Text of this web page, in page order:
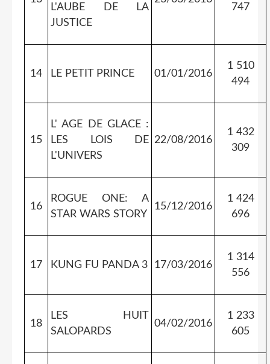
L'AUBE DE LA
JUSTICE
747
14 LE PETIT PRINCE 01/01/2016
1 510
494
15
L' AGE DE GLACE :
LES LOIS DE
L'UNIVERS
22/08/2016
1 432
309
16
ROGUE ONE: A
STAR WARS STORY
15/12/2016
1 424
696
17 KUNG FU PANDA 3 17/03/2016
1 314
556
18
LES HUIT
SALOPARDS
04/02/2016
1 233
605